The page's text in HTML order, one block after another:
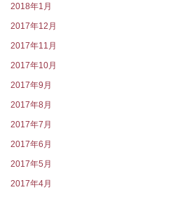
2018年1月
2017年12月
2017年11月
2017年10月
2017年9月
2017年8月
2017年7月
2017年6月
2017年5月
2017年4月